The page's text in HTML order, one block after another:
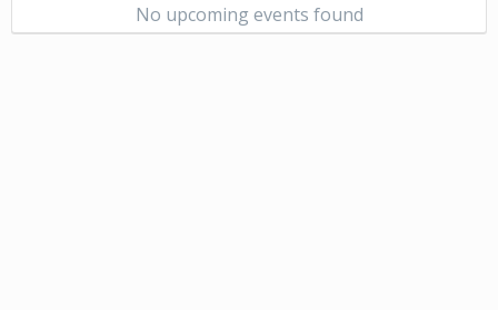
No upcoming events found